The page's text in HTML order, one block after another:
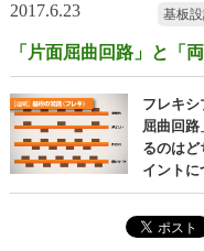
2017.6.23 基板
「片面屈曲回路」と「
フレキ
屈曲回
るのは
イントに